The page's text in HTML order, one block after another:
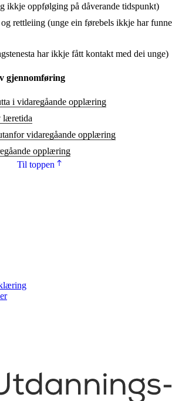
ikkje oppfølging på dåverande tidspunkt)
rettleiing (unge ein førebels ikkje har funne
har ikkje fått kontakt med dei unge)
gjennomføring
i vidaregåande opplæring
læretida
vidaregåande opplæring
opplæring
Til toppen